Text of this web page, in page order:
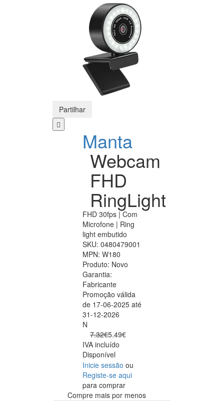
Partilhar
Manta
Webcam
FHD
RingLight
FHD 30fps | Com
Microfone | Ring
light embutido
SKU: 0480479001
MPN: W180
Produto: Novo
Garantia:
Fabricante
Promoção válida
de 17-06-2025 até
31-12-2026
N
7.32€5.49€
IVA incluído
Disponível
Inicie sessão ou
Registe-se aqui
para comprar
Compre mais por menos